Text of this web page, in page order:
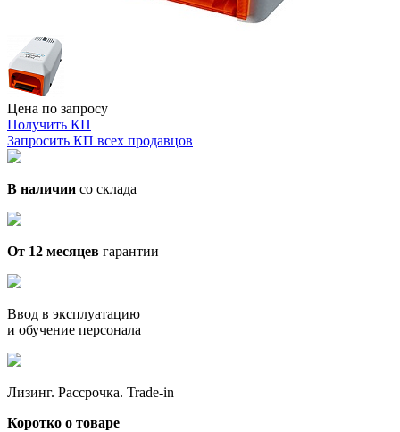
Цена по запросу
Получить КП
Запросить КП всех продавцов
В наличии со склада
От 12 месяцев гарантии
Ввод в эксплуатацию
и обучение персонала
Лизинг. Рассрочка. Trade-in
Коротко о товаре